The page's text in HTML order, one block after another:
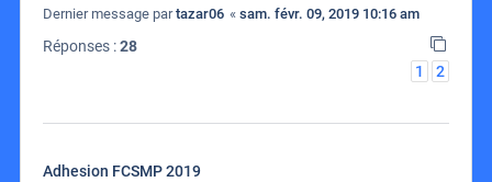
Dernier message partazar06 « sam. févr. 09, 2019 10:16 am
Réponses :28
1
2
Adhesion FCSMP 2019